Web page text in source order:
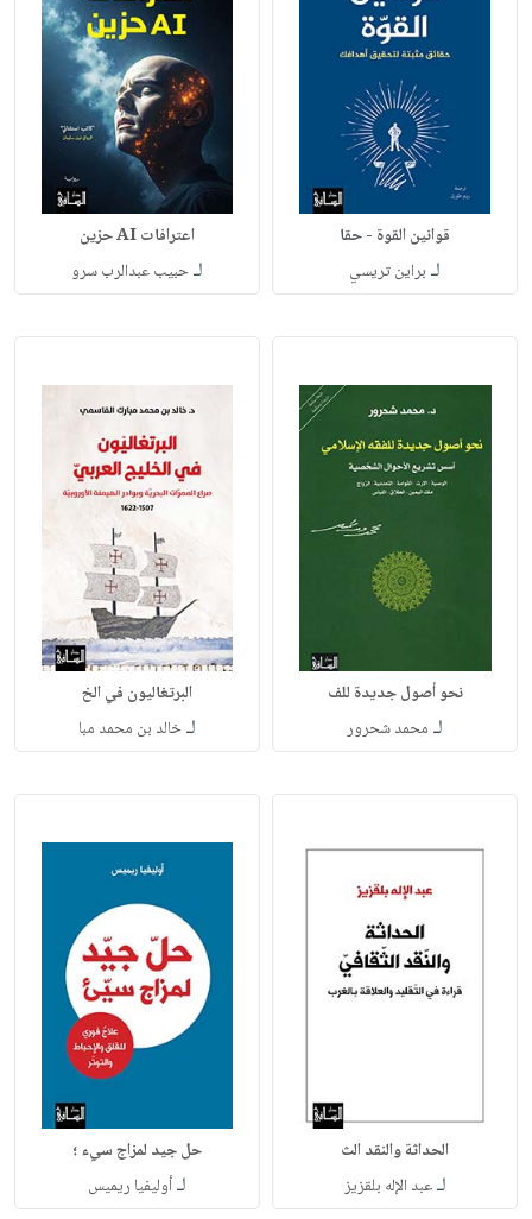
قوانين القوة - حقا
لـ براين تريسي
اعترافات AI حزين
لـحبيب عبدالرب سرو
نحو أصول جديدة للف
لـ محمد شحرور
البرتغاليون في الخ
لـخالد بن محمد مبا
الحداثة والنقد الث
لـعبد الإله بلقزيز
حل جيد لمزاج سيء ؛
لـأوليفيا ريميس